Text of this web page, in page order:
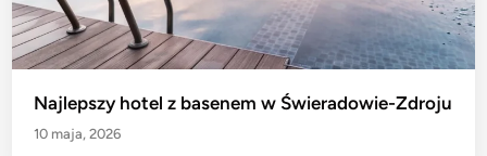
Najlepszy hotel z basenem w Świeradowie-Zdroju
10 maja, 2026